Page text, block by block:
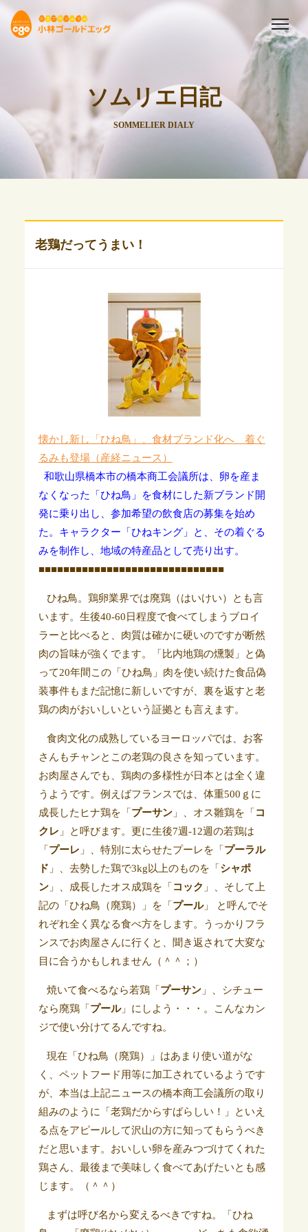
ソムリエ日記
SOMMELIER DIALY
老鶏だってうまい！
懐かし新し「ひね鳥」、食材ブランド化へ 着ぐ
るみも登場（産経ニュース）
和歌山県橋本市の橋本商工会議所は、卵を産ま
なくなった「ひね鳥」を食材にした新ブランド開
発に乗り出し、参加希望の飲食店の募集を始め
た。キャラクター「ひねキング」と、その着ぐる
みを制作し、地域の特産品として売り出す。
■■■■■■■■■■■■■■■■■■■■■■■■■■■■■■
ひね鳥。鶏卵業界では廃鶏（はいけい）とも言
います。生後40-60日程度で食べてしまうブロイ
ラーと比べると、肉質は確かに硬いのですが断然
肉の旨味が強くでます。「比内地鶏の燻製」と偽
って20年間この「ひね鳥」肉を使い続けた食品偽
装事件もまだ記憶に新しいですが、裏を返すと老
鶏の肉がおいしいという証拠とも言えます。
食肉文化の成熟しているヨーロッパでは、お客
さんもチャンとこの老鶏の良さを知っています。
お肉屋さんでも、鶏肉の多様性が日本とは全く違
うようです。例えばフランスでは、体重500ｇに
成長したヒナ鶏を「 プーサン」、オス雛鶏を「 コ
クレ 」と呼びます。更に生後7週-12週の若鶏は
「 プーレ 」、特別に太らせたプーレを「 プーラル
ド 」、去勢した鶏で3kg以上のものを「 シャポ
ン」、成長したオス成鶏を「 コック 」、そして上
記の「ひね鳥（廃鶏）」を「 プール」 と呼んでそ
れぞれ全く異なる食べ方をします。うっかりフラ
ンスでお肉屋さんに行くと、聞き返されて大変な
目に合うかもしれません（＾＾；）
焼いて食べるなら若鶏「 プーサン」、シチュー
なら廃鶏「 プール」にしよう・・・。こんなカン
ジで使い分けてるんですね。
現在「ひね鳥（廃鶏）」はあまり使い道がな
く、ペットフード用等に加工されているようです
が、本当は上記ニュースの橋本商工会議所の取り
組みのように「老鶏だからすばらしい！」といえ
る点をアピールして沢山の方に知ってもらうべき
だと思います。おいしい卵を産みつづけてくれた
鶏さん、最後まで美味しく食べてあげたいとも感
じます。（＾＾）
まずは呼び名から変えるべきですね。「ひね